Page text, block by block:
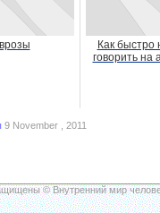
Как быстро
говорить на
9 November , 2011
© Внутренний мир